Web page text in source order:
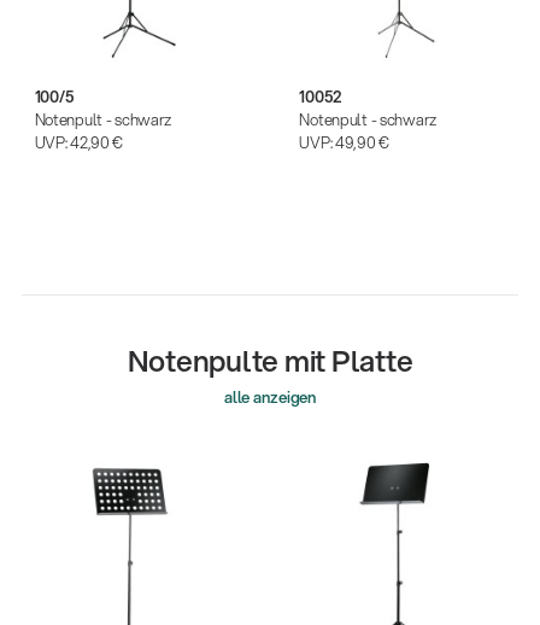
Akustikgitarren-Spielständer
100/5
Notenpult - schwarz
UVP:42,90 €
10052
Notenpult - schwarz
UVP:49,90 €
Notenpulte mit Platte
alle anzeigen